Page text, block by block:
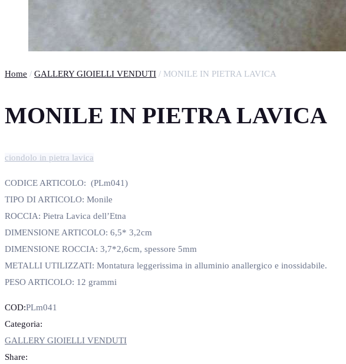
Home / GALLERY GIOIELLI VENDUTI / MONILE IN PIETRA LAVICA
MONILE IN PIETRA LAVICA
ciondolo in pietra lavica
CODICE ARTICOLO: (PLm041)
TIPO DI ARTICOLO: Monile
ROCCIA: Pietra Lavica dell’Etna
DIMENSIONE ARTICOLO: 6,5* 3,2cm
DIMENSIONE ROCCIA: 3,7*2,6cm, spessore 5mm
METALLI UTILIZZATI: Montatura leggerissima in alluminio anallergico e inossidabile.
PESO ARTICOLO: 12 grammi
COD:PLm041
Categoria:
GALLERY GIOIELLI VENDUTI
Share: